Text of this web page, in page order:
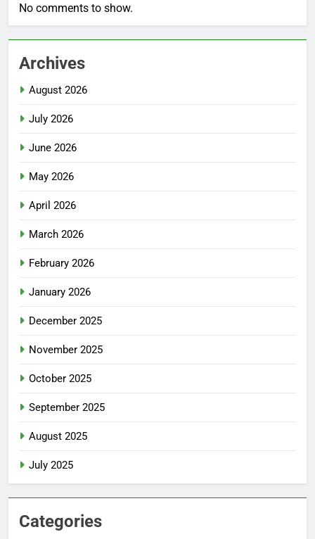
No comments to show.
Archives
August 2026
July 2026
June 2026
May 2026
April 2026
March 2026
February 2026
January 2026
December 2025
November 2025
October 2025
September 2025
August 2025
July 2025
Categories